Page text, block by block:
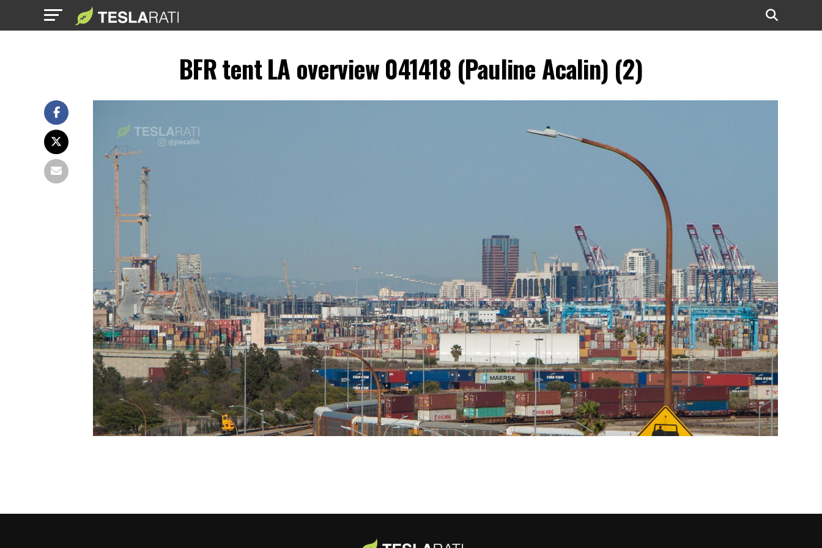
BFR tent LA overview 041418 (Pauline Acalin) (2)